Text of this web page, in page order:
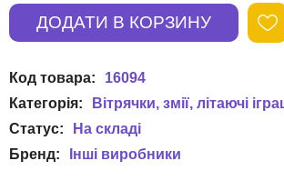
16094
Вітрячки, змії, літаючі
Інші виробники